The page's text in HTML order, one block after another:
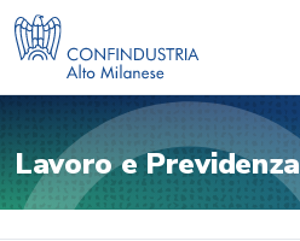
Lavoro e Previdenza